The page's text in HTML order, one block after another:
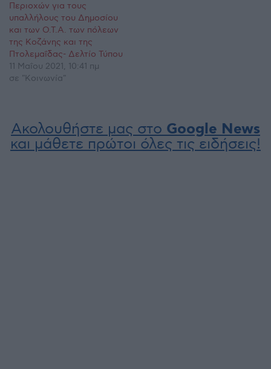
Περιοχών για τους
υπαλλήλους του Δημοσίου
και των Ο.Τ.Α. των πόλεων
της Κοζάνης και της
Πτολεμαΐδας- Δελτίο Τύπου
11 Μαΐου 2021, 10:41 πμ
σε "Κοινωνία"
Ακολουθήστε μας στο Google News
και μάθετε πρώτοι όλες τις ειδήσεις!